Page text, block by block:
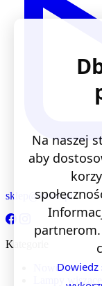
sklep@lentis.pl
Kategorie
Nowości
Lampy wiszące
Na naszej
aby
Dowiedz